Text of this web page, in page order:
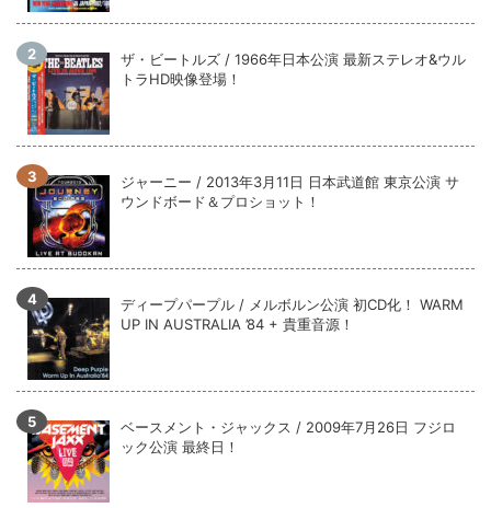
リアム・ギャラガー / 2024年6月1日 英国シェフィールド公演 完
全収録！
*NEW RELEASE (最新約3ヶ月)
2024.6.9
メガデス / 2023年8月4日 ドイツ W.O.A. 公演 FHD 完全収録！
*NEW RELEASE (最新約3ヶ月)
全収録！
*NEW RELEASE (最新約3ヶ月)
2024.6.9
ジャーニー / 1979年5月8+9日 コロラド州 2公演 SBD 完全収録！
ザ・ビートルズ / 1966年日本公演 最新ステレオ&ウル
トラHD映像登場！
ジャーニー / 2013年3月11日 日本武道館 東京公演 サ
ウンドボード＆プロショット！
ディープパープル / メルボルン公演 初CD化！ WARM
UP IN AUSTRALIA ’84 + 貴重音源！
ベースメント・ジャックス / 2009年7月26日 フジロ
ック公演 最終日！